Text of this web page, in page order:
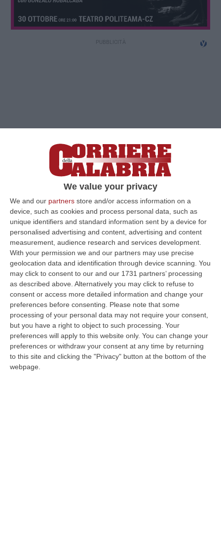
We value your privacy
We and our partners store and/or access information on a
device, such as cookies and process personal data, such as
unique identifiers and standard information sent by a device for
personalised advertising and content, advertising and content
measurement, audience research and services development.
With your permission we and our partners may use precise
geolocation data and identification through device scanning. You
may click to consent to our and our 1731 partners’ processing
as described above. Alternatively you may click to refuse to
consent or access more detailed information and change your
preferences before consenting.
Please note that some
processing of your personal data may not require your consent,
but you have a right to object to such processing. Your
preferences will apply to this website only. You can change your
preferences or withdraw your consent at any time by returning
to this site and clicking the "Privacy" button at the bottom of the
webpage.
Clicca e segui “Corriere della Calabria” su Google News
CATANZAROGrandi manovre (legislative)
sulla sanità calabrese, grandi manovre sotto
le insegne di Forza Italia, il partito del
presidente della Regione e commissario
Roberto Occhiuto. Al Senato – riferisce la
“Gazzetta del Sud” – si lavora infatti a una